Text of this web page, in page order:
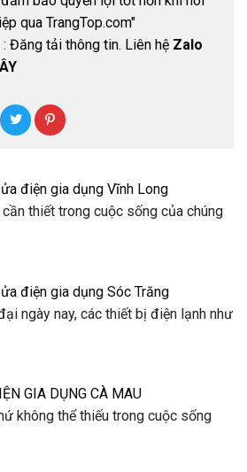
qua TrangTop.com"
: Đăng tải thông tin. Liên hệ Zalo
điện gia dụng Vĩnh Long
thiết trong cuộc sống của chúng
điện gia dụng Sóc Trăng
ngày nay, các thiết bị điện lạnh như
GIA DỤNG CÀ MAU
không thể thiếu trong cuộc sống